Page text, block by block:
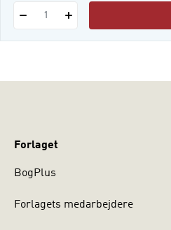
1
Forlaget
BogPlus
Forlagets medarbejdere